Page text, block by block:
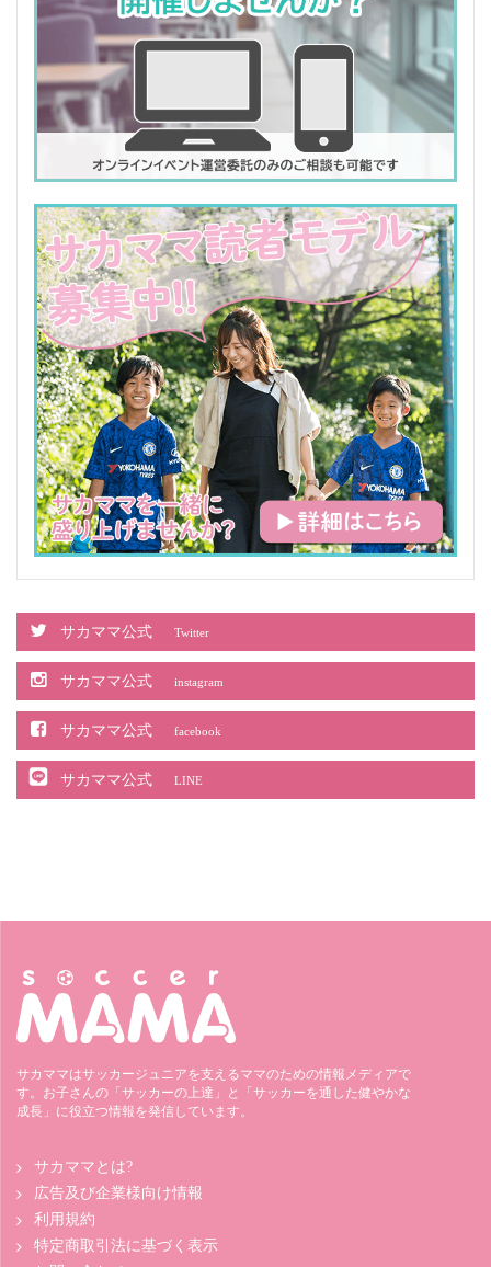
サカママ公式 Twitter
サカママ公式 instagram
サカママ公式 facebook
サカママ公式 LINE
サカママはサッカージュニアを支えるママのための情報メディアで
す。お子さんの「サッカーの上達」と「サッカーを通した健やかな
成長」に役立つ情報を発信しています。
サカママとは?
広告及び企業様向け情報
利用規約
特定商取引法に基づく表示